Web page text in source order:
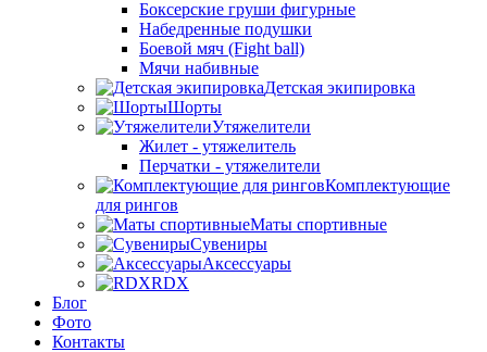
Боксерские груши фигурные
Набедренные подушки
Боевой мяч (Fight ball)
Мячи набивные
Детская экипировка
Шорты
Утяжелители
Жилет - утяжелитель
Перчатки - утяжелители
Комплектующие
для рингов
Маты спортивные
Сувениры
Аксессуары
RDX
Блог
Фото
Контакты